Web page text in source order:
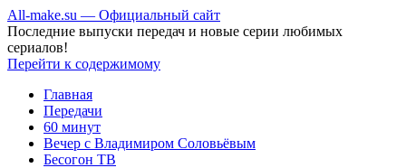
All-make.su — Официальный сайт
Последние выпуски передач и новые серии любимых
сериалов!
Перейти к содержимому
Главная
Передачи
60 минут
Вечер с Владимиром Соловьёвым
Бесогон ТВ